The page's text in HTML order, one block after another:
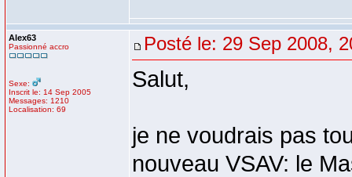
Alex63
Passionné accro
Sexe:
Inscrit le: 14 Sep 2005
Messages: 1210
Localisation: 69
Posté le: 29 Sep 2008,
Salut,
je ne voudrais pas
nouveau VSAV: le